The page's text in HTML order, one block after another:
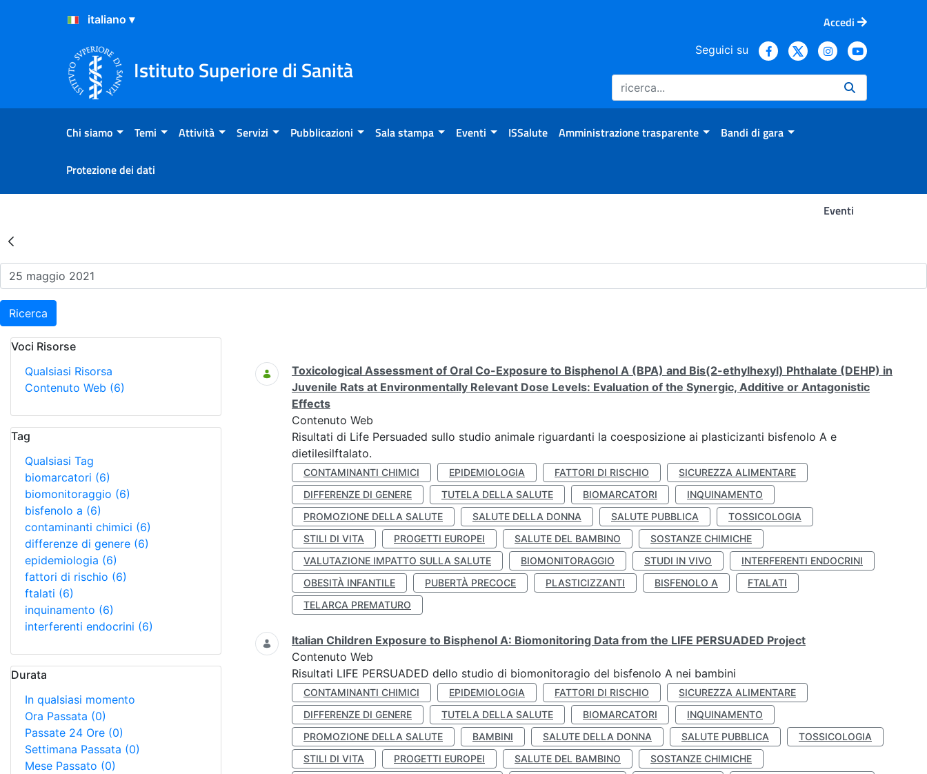
Salta al Contenuto
Salta al Footer
Accedi
Istituto Superiore di Sanità
Seguici su
Chi siamo Temi Attività Servizi Pubblicazioni Sala stampa Eventi ISSalute Amministrazione trasparente Bandi di gara
Protezione dei dati
Eventi
Risultati della Ricerca - Eventi
Ricerca
Voci Risorse
Qualsiasi Risorsa
Contenuto Web (6)
Tag
Qualsiasi Tag
biomarcatori (6)
biomonitoraggio (6)
bisfenolo a (6)
contaminanti chimici (6)
differenze di genere (6)
epidemiologia (6)
fattori di rischio (6)
ftalati (6)
inquinamento (6)
interferenti endocrini (6)
Durata
In qualsiasi momento
Ora Passata (0)
Passate 24 Ore (0)
Settimana Passata (0)
Mese Passato (0)
Ricerca
Toxicological Assessment of Oral Co-Exposure to Bisphenol A (BPA) and Bis(2-ethylhexyl) Phthalate (DEHP) in
Juvenile Rats at Environmentally Relevant Dose Levels: Evaluation of the Synergic, Additive or Antagonistic
Effects
Contenuto Web
Risultati di Life Persuaded sullo studio animale riguardanti la coesposizione ai plasticizanti bisfenolo A e
dietilesilftalato.
CONTAMINANTI CHIMICI EPIDEMIOLOGIA FATTORI DI RISCHIO
SICUREZZA ALIMENTARE
DIFFERENZE DI GENERE
TUTELA DELLA SALUTE BIOMARCATORI
INQUINAMENTO
PROMOZIONE DELLA SALUTE
SALUTE DELLA DONNA SALUTE PUBBLICA
TOSSICOLOGIA
STILI DI VITA
PROGETTI EUROPEI SALUTE DEL BAMBINO
SOSTANZE CHIMICHE
VALUTAZIONE IMPATTO SULLA SALUTE
BIOMONITORAGGIO STUDI IN VIVO
INTERFERENTI ENDOCRINI
OBESITÀ INFANTILE
PUBERTÀ PRECOCE PLASTICIZZANTI BISFENOLO A
FTALATI
TELARCA PREMATURO
Italian Children Exposure to Bisphenol A: Biomonitoring Data from the LIFE PERSUADED Project
Contenuto Web
Risultati LIFE PERSUADED dello studio di biomonitoragio del bisfenolo A nei bambini
CONTAMINANTI CHIMICI EPIDEMIOLOGIA FATTORI DI RISCHIO
SICUREZZA ALIMENTARE
DIFFERENZE DI GENERE
TUTELA DELLA SALUTE BIOMARCATORI
INQUINAMENTO
PROMOZIONE DELLA SALUTE
BAMBINI SALUTE DELLA DONNA SALUTE PUBBLICA
TOSSICOLOGIA
STILI DI VITA
PROGETTI EUROPEI SALUTE DEL BAMBINO
SOSTANZE CHIMICHE